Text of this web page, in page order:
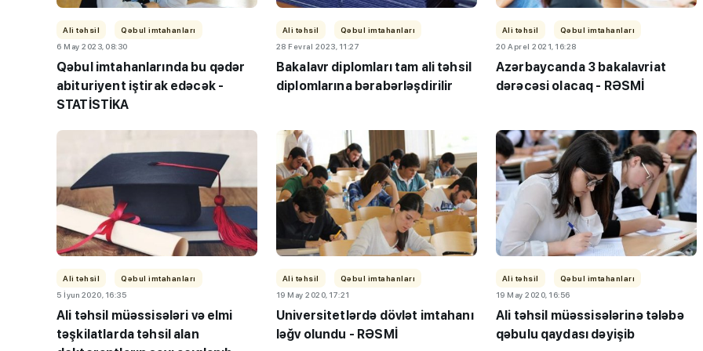
Ali təhsil
Qəbul imtahanları
6 May 2023, 08:30
Qəbul imtahanlarında bu qədər
abituriyent iştirak edəcək -
STATİSTİKA
Ali təhsil
Qəbul imtahanları
28 Fevral 2023, 11:27
Bakalavr diplomları tam ali təhsil
diplomlarına bərabərləşdirilir
Ali təhsil
Qəbul imtahanları
20 Aprel 2021, 16:28
Azərbaycanda 3 bakalavriat
dərəcəsi olacaq - RƏSMİ
Ali təhsil
Qəbul imtahanları
5 İyun 2020, 16:35
Ali təhsil müəssisələri və elmi
təşkilatlarda təhsil alan
Ali təhsil
Qəbul imtahanları
19 May 2020, 17:21
Universitetlərdə dövlət imtahanı
ləğv olundu - RƏSMİ
Ali təhsil
Qəbul imtahanları
19 May 2020, 16:56
Ali təhsil müəssisələrinə tələbə
qəbulu qaydası dəyişib
“Həftənin təhsil icmalı”- MİQ,
lisey seçimi, bağçalar və qəbul
imtahanları...
"Həftənin təhsil icmalı": Qəbul
marafonu başa çatdı,
müəllimlərin nəticələri dəyişdi...